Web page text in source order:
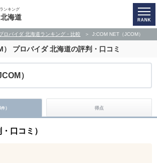
ンキング
海道
ロバイダ 北海道ランキング・比較 J:COM NET（JCOM）
プロバイダ 北海道の評判・口コミ
）
件） 得点
口コミ）